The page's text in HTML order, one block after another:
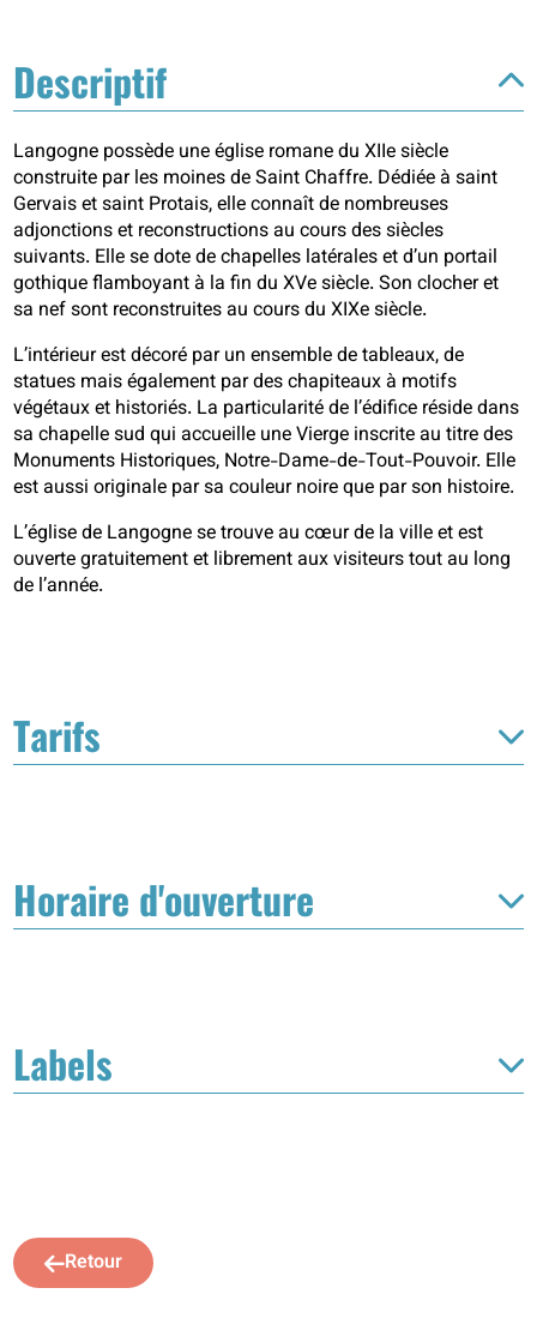
Descriptif
Langogne possède une église romane du XIIe siècle
construite par les moines de Saint Chaffre. Dédiée à saint
Gervais et saint Protais, elle connaît de nombreuses
adjonctions et reconstructions au cours des siècles
suivants. Elle se dote de chapelles latérales et d’un portail
gothique flamboyant à la fin du XVe siècle. Son clocher et
sa nef sont reconstruites au cours du XIXe siècle.
L’intérieur est décoré par un ensemble de tableaux, de
statues mais également par des chapiteaux à motifs
végétaux et historiés. La particularité de l’édifice réside dans
sa chapelle sud qui accueille une Vierge inscrite au titre des
Monuments Historiques, Notre-Dame-de-Tout-Pouvoir. Elle
est aussi originale par sa couleur noire que par son histoire.
L’église de Langogne se trouve au cœur de la ville et est
ouverte gratuitement et librement aux visiteurs tout au long
de l’année.
Tarifs
Horaire d'ouverture
Labels
Retour